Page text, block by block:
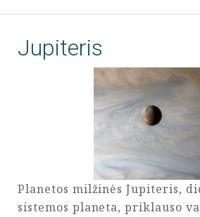
Jupiteris
Planetos milžinės Jupiteris,
sistemos planeta, priklauso